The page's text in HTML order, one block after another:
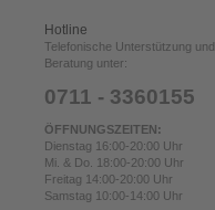
Hotline
Telefonische Unterstützung und
Beratung unter:
0711 - 3360155
ÖFFNUNGSZEITEN:
Dienstag 16:00-20:00 Uhr
Mi. & Do. 18:00-20:00 Uhr
Freitag 14:00-20:00 Uhr
Samstag 10:00-14:00 Uhr